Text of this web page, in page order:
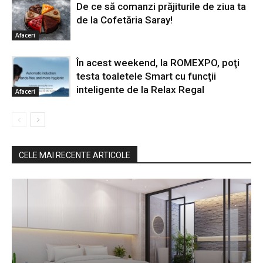
Afaceri
De ce să comanzi prăjiturile de ziua ta
de la Cofetăria Saray!
Afaceri
În acest weekend, la ROMEXPO, poţi
testa toaletele Smart cu funcţii
inteligente de la Relax Regal
CELE MAI RECENTE ARTICOLE